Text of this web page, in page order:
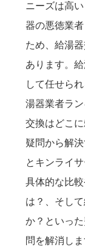
ニーズは高
器の悪徳業
ため、給湯
あります。
して任せら
湯器業者ラ
交換はどこ
疑問から解
とキンライ
具体的な比
は？、そし
か？といっ
問を解消しま